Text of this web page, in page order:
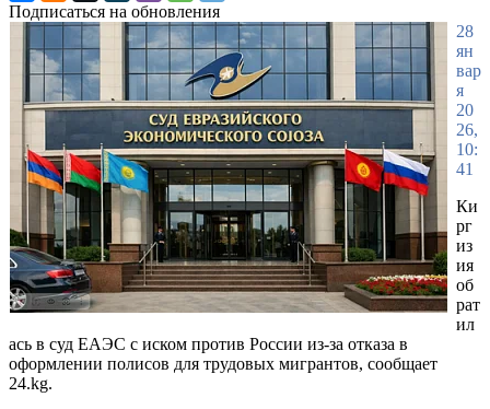
Подписаться на обновления
28
ян
вар
я
20
26,
10:
41
Ки
рг
из
ия
об
рат
ил
ась в суд ЕАЭС с иском против России из-за отказа в
оформлении полисов для трудовых мигрантов, сообщает
24.kg.